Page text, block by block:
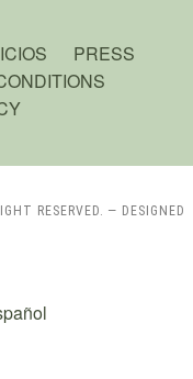
PRESS
RESERVED.
— DESIGNED